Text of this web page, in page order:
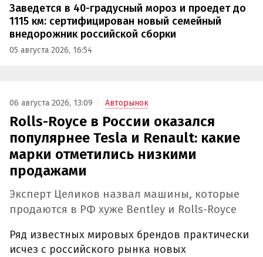
Заведется в 40-градусный мороз и проедет до
1115 км: сертифицирован новый семейный
внедорожник российской сборки
05 августа 2026, 16:54
06 августа 2026, 13:09 Авторынок
Rolls-Royce в России оказался
популярнее Tesla и Renault: какие
марки отметились низкими
продажами
Эксперт Целиков назвал машины, которые
продаются в РФ хуже Bentley и Rolls-Royce
Ряд известных мировых брендов практически
исчез с российского рынка новых